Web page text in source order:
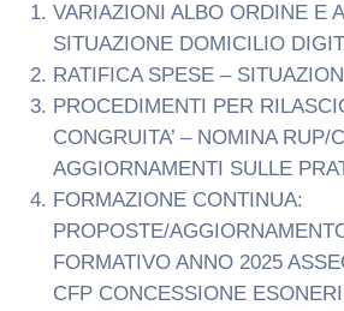
VARIAZIONI ALBO ORDINE E
SITUAZIONE DOMICILIO
RATIFICA SPESE –
PROCEDIMENTI PER
CONGRUITA’ – NOMINA RUP/
AGGIORNAMENTI SULLE
FORMAZIONE CONTINUA:
PROPOSTE/
FORMATIVO ANNO 2025
CFP CONCESSIONE